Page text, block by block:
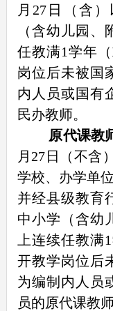
月27日（含
（含幼儿园
任教满1学年
岗位后未被国
内人员或国有
民办教师。
原代课教
月27日（不含
学校、办学单
并经县级教育
中小学（含幼
上连续任教
开教学岗位后
为编制内人员
员的原代课教师